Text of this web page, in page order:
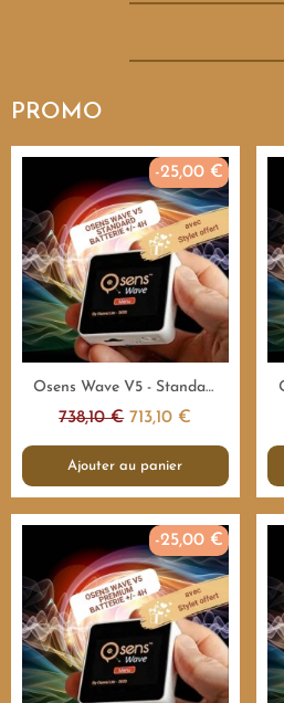
PROMO
Aperçu rapide
-25,00 €
Osens Wave V5 - Standard 55.000Hz - 4H - Emetteur fréquences
738,10 € 713,10 €
Ajouter au panier
-25,00 €